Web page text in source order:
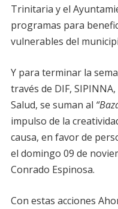
Trinitaria y el
programas para
vulnerables del
Y para terminar la
través de DIF,
Salud, se suman al
impulso de la
causa, en favor de
el domingo 09 de
Conrado Espinosa.
Con estas acciones